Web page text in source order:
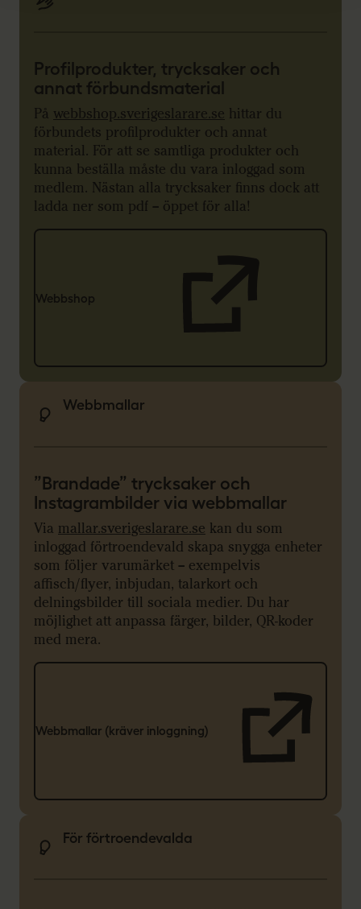
Profilprodukter, trycksaker och
annat förbundsmaterial
På webbshop.sverigeslarare.se hittar du
förbundets profilprodukter och annat
material. För att se samtliga produkter och
kunna beställa måste du vara inloggad som
medlem. Nästan alla trycksaker finns dock att
ladda ner som pdf – öppet för alla!
Webbshop
Webbmallar
”Brandade” trycksaker och
Instagrambilder via webbmallar
Via mallar.sverigeslarare.se kan du som
inloggad förtroendevald skapa snygga enheter
som följer varumärket – exempelvis
affisch/flyer, inbjudan, talarkort och
delningsbilder till sociala medier. Du har
möjlighet att anpassa färger, bilder, QR-koder
med mera.
Webbmallar (kräver inloggning)
För förtroendevalda